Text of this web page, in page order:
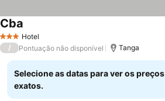
3 EstrelasHotel
Cba
/ Pontuação não disponível Tanga
Selecione as datas para ver os preços
exatos.